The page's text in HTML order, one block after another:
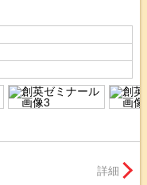
詳細